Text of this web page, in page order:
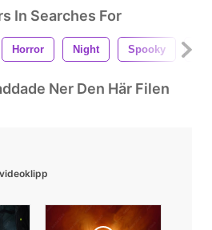
In Searches For
Horror Night Spooky
Ner Den Här Filen